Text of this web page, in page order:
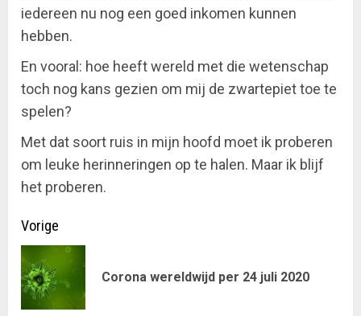
iedereen nu nog een goed inkomen kunnen
hebben.
En vooral: hoe heeft wereld met die wetenschap
toch nog kans gezien om mij de zwartepiet toe te
spelen?
Met dat soort ruis in mijn hoofd moet ik proberen
om leuke herinneringen op te halen. Maar ik blijf
het proberen.
Doorgaan
met
lezen
Vorige
Corona wereldwijd per 24 juli 2020